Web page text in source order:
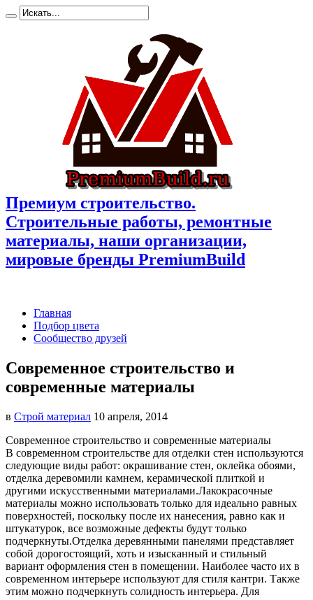
Премиум cтроительство.
Cтроительные работы, ремонтные
материалы, наши организации,
мировые бренды PremiumBuild
Главная
Подбор цвета
Сообщество друзей
Современное строительство и
современные материалы
в Строй материал 10 апреля, 2014
Современное строительство и современные материалы
В современном строительстве для отделки стен используются
следующие виды работ: окрашивание стен, оклейка обоями,
отделка деревомили камнем, керамической плиткой и
другими искусственными материалами.Лакокрасочные
материалы можно использовать только для идеально равных
поверхностей, поскольку после их нанесения, равно как и
штукатурок, все возможные дефекты будут только
подчеркнуты.Отделка деревянными панелями представляет
собой дорогостоящий, хоть и изысканный и стильный
вариант оформления стен в помещении. Наиболее часто их в
современном интерьере используют для стиля кантри. Также
этим можно подчеркнуть солидность интерьера. Для